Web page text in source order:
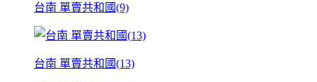
台南 單賣共和國(9)
台南 單賣共和國(13)